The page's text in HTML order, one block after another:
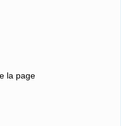
la page